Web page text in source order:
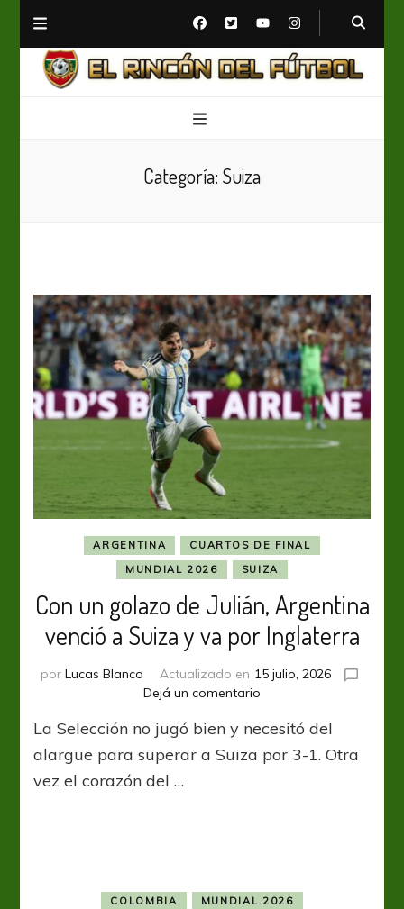
Categoría: Suiza
ARGENTINA
CUARTOS DE FINAL
MUNDIAL 2026
SUIZA
Con un golazo de Julián, Argentina
venció a Suiza y va por Inglaterra
por Lucas Blanco Actualizado en 15 julio, 2026
Dejá un comentario
un
golazo
de
va
La Selección no jugó bien y necesitó del
alargue para superar a Suiza por 3-1. Otra
vez el corazón del …
COLOMBIA
MUNDIAL 2026